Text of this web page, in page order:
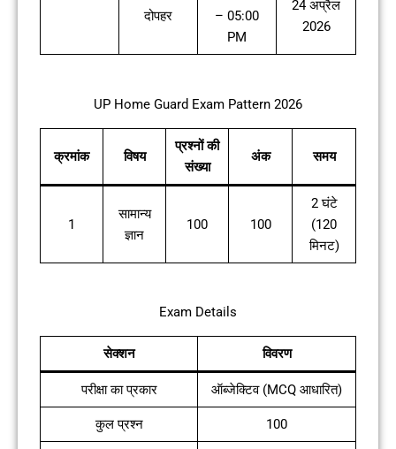
दोपहर
– 05:00
PM
24 अप्रैल
2026
UP Home Guard Exam Pattern 2026
क्रमांक विषय
प्रश्नों की
संख्या
अंक समय
1
सामान्य
ज्ञान
100 100
2 घंटे
(120
मिनट)
Exam Details
सेक्शन विवरण
परीक्षा का प्रकार ऑब्जेक्टिव (MCQ आधारित)
कुल प्रश्न 100